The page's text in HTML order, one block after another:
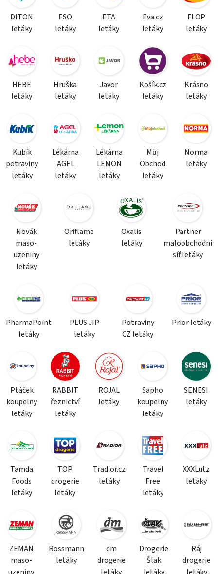
DITON
letáky
ESO
letáky
ETA
letáky
Eva.cz
letáky
FLOP
letáky
HEBE
letáky
Hruška
letáky
Javor
letáky
Košík.cz
letáky
Krásno
letáky
Kubík
potraviny
letáky
Lékárna
AGEL
letáky
Lékárna
LEMON
letáky
Můj
Obchod
letáky
Norma
letáky
Novák
maso-
uzeniny
letáky
Oriflame
letáky
Oxalis
letáky
Partner
maloobchodní
síť letáky
PharmaPoint
letáky
PLUS JIP
letáky
Potraviny
CZ letáky
Prior letáky
Ptáček
koupelny
letáky
RABBIT
řeznictví
letáky
ROJAL
letáky
Sapho
koupelny
letáky
SENESI
letáky
Tamda
Foods
letáky
TOP
drogerie
letáky
Tradior.cz
letáky
Travel
Free
letáky
XXXLutz
letáky
ZEMAN
maso-
Rossmann
letáky
dm
drogerie
Drogerie
Šlak
Ráj
drogerie